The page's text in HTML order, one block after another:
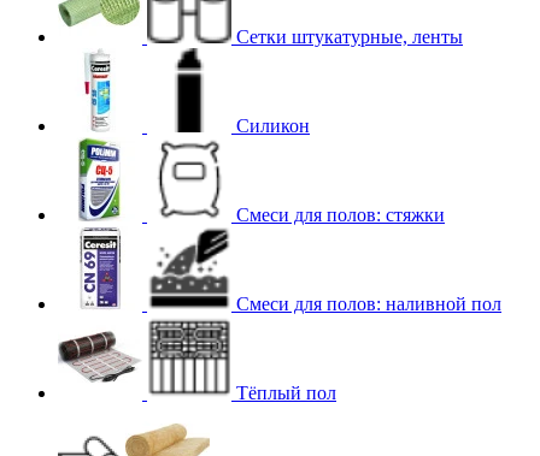
Сетки штукатурные, ленты
Силикон
Смеси для полов: стяжки
Смеси для полов: наливной пол
Тёплый пол